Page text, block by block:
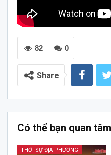
0
82
Share
Có thể bạn quan tâm
THỜI SỰ ĐỊA PHƯƠNG